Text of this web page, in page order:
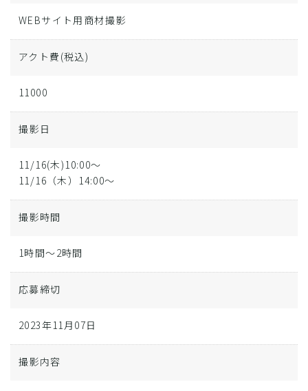
WEBサイト用商材撮影
アクト費 (税込)
11000
撮影日
11/16(木)10:00～
11/16（木）14:00～
撮影時間
1時間～2時間
応募締切
2023年11月07日
撮影内容